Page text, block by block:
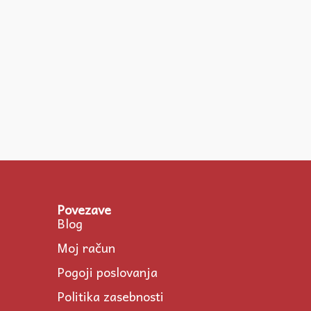
Povezave
Blog
Moj račun
Pogoji poslovanja
Politika zasebnosti